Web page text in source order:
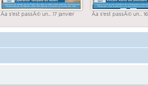
Ãa s'est passÃ© un... 17 janvier Ãa s'est passÃ© un...